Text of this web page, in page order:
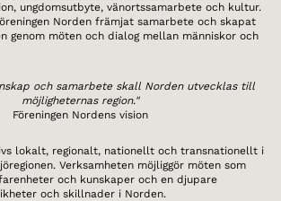
ungdomsutbyte, vänortssamarbete och kultur.
Norden främjat samarbete och skapat
genom möten och dialog mellan människor och
och samarbete skall Norden utvecklas till
möjligheternas region."
Föreningen Nordens vision
lokalt, regionalt, nationellt och transnationellt i
Verksamheten möjliggör möten som
och kunskaper och en djupare
och skillnader i Norden.